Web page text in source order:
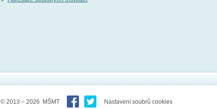
© 2013 – 2026 MŠMT Nastavení soubrů cookies